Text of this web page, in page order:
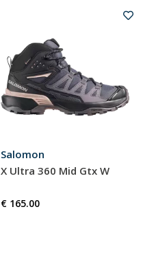
Salomon
X Ultra 360 Mid Gtx W
€ 165.00